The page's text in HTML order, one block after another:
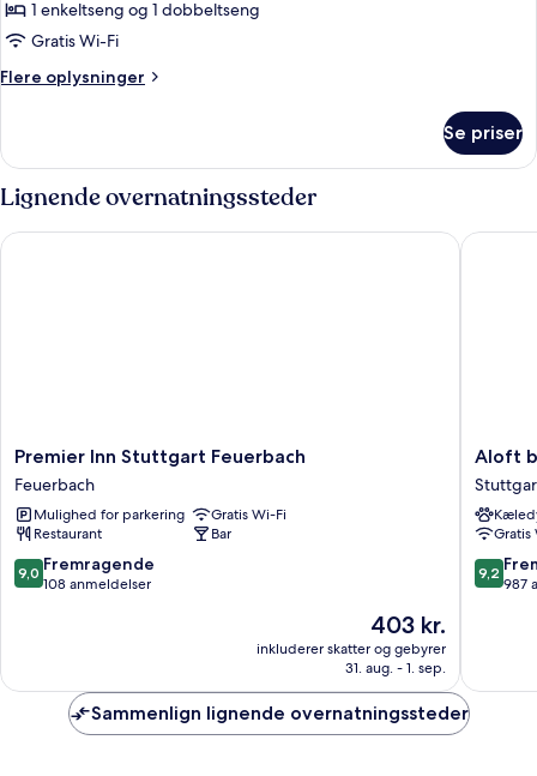
til
4
1 enkeltseng og 1 dobbeltseng
Gratis Wi-Fi
Flere oplysninger
Flere
til
4
personer
Se priser
Lignende overnatningssteder
Premier
Inn
Stuttgart
Feuerbach
Feuerbach
Premier Inn Stuttgart Feuerbach
Feuerbach
Mulighed for parkering
Gratis Wi-Fi
Restaurant
Bar
9.0
ud
anmeldelser
9,0 Fremragende
108 anmeldelser
Prisen
403 kr.
403 kr.
inkluderer skatter og gebyrer
31. aug. - 1. sep.
Premier Inn Stuttgart Feuerbach
Aloft
by
Marriott
Mitte
Aloft
Gratis
9.2
ud
9,2
987
Aloft by
Sammenlign lignende overnatningssteder